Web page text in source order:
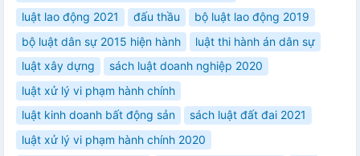
luật lao động 2021
đấu thầu
bộ luật lao động 2019
bộ luật dân sự 2015 hiện hành
luật thi hành án dân sự
luật xây dựng
sách luật doanh nghiệp 2020
luật xử lý vi phạm hành chính
luật kinh doanh bất động sản
sách luật đất đai 2021
luật xử lý vi phạm hành chính 2020